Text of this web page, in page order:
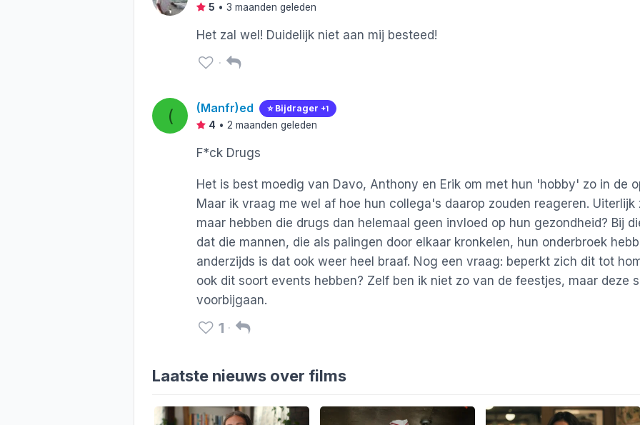
5 • 3 maanden geleden
Het zal wel! Duidelijk niet aan mij besteed!
( (Manfr)ed ⭐️ Bijdrager +1
4 • 2 maanden geleden
F*ck Drugs
Het is best moedig van Davo, Anthony en Erik om met hun 'hobby' zo in de
Maar ik vraag me wel af hoe hun collega's daarop zouden reageren.
maar hebben die drugs dan helemaal geen invloed op hun gezondheid? Bij
dat die mannen, die als palingen door elkaar kronkelen, hun onderbroek
anderzijds is dat ook weer heel braaf. Nog een vraag: beperkt zich dit tot
ook dit soort events hebben? Zelf ben ik niet zo van de feestjes, maar deze
voorbijgaan.
1
Laatste nieuws over films